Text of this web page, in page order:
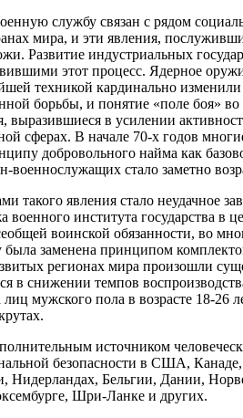
службу связан с рядом
мира, и эти явления,
Развитие индустриальных
этот процесс. Ядерное
техникой кардинально
борьбы, и понятие «поле боя»
выразившиеся в усилении
сферах. В начале 70-х годов
добровольного найма как
стало заметно
явления стало неудачное
военного института государства в
воинской обязанности, во
заменена принципом
регионах мира произошли
в снижении темпов
мужского пола в возрасте 18-26
источником
безопасности в США,
Бельгии, Дании,
Шри-Ланке и других.